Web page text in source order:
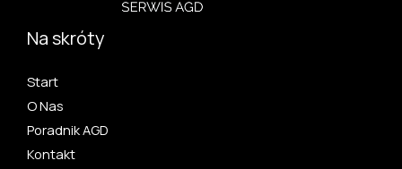
Na skróty
Start
O Nas
Poradnik AGD
Kontakt